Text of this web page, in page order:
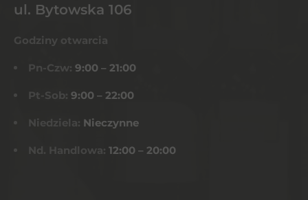
ul. Bytowska 106
Godziny otwarcia
Pn-Czw: 9:00 – 21:00
Pt-Sob: 9:00 – 22:00
Niedziela: Nieczynne
Nd. Handlowa: 12:00 – 20:00